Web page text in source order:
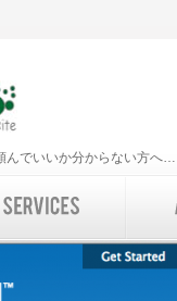
んでいいか分からない方へ